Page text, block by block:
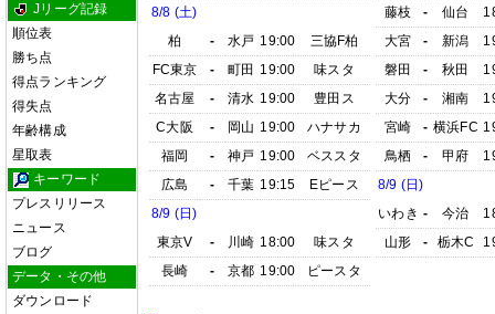
Jリーグ記録
順位表
勝ち点
得点ランキング
得失点
年齢構成
星取表
キーワード
プレスリリース
ニュース
ブログ
データ・その他
ダウンロード
8/8 (土)
柏
- 水戸 19:00
三協F柏
FC東京
- 町田 19:00
味スタ
名古屋
- 清水 19:00
豊田ス
C大阪
- 岡山 19:00
ハナサカ
福岡
- 神戸 19:00
ベススタ
広島
- 千葉 19:15
Eピース
8/9 (日)
東京V
- 川崎 18:00
味スタ
長崎
- 京都 19:00 ピースタ
藤枝
- 仙台
大宮
- 新潟
磐田
- 秋田
大分
- 湘南
宮崎
- 横浜FC
鳥栖
- 甲府
8/9 (日)
いわき - 今治
山形
- 栃木C